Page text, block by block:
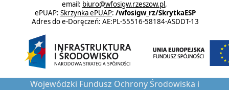
email: biuro@wfosigw.rzeszow.pl,
ePUAP: Skrzynka ePUAP: /wfosigw_rz/SkrytkaESP
Adres do e-Doręczeń: AE:PL-55516-58184-ASDDT-13
Wojewódzki Fundusz Ochrony Środowiska i